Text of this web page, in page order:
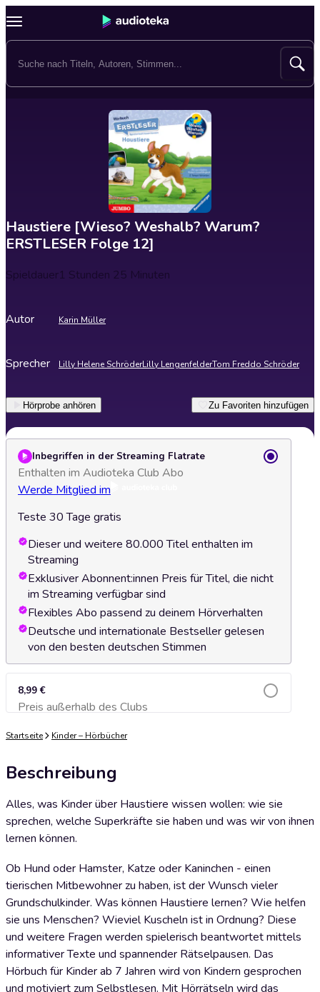
Haustiere [Wieso? Weshalb? Warum?
ERSTLESER Folge 12]
Spieldauer1 Stunden 25 Minuten
Autor Karin Müller
Sprecher Lilly Helene SchröderLilly LengenfelderTom Freddo Schröder
Hörprobe anhören Zu Favoriten hinzufügen
Inbegriffen in der Streaming Flatrate
Enthalten im Audioteka Club Abo
Werde Mitglied im
Teste 30 Tage gratis
Dieser und weitere 80.000 Titel enthalten im
Streaming
Exklusiver Abonnent:innen Preis für Titel, die nicht
im Streaming verfügbar sind
Flexibles Abo passend zu deinem Hörverhalten
Deutsche und internationale Bestseller gelesen
von den besten deutschen Stimmen
8,99 €
Preis außerhalb des ClubsZum Warenkorb hinzufügen
Startseite Kinder – Hörbücher
Beschreibung
Alles, was Kinder über Haustiere wissen wollen: wie sie
sprechen, welche Superkräfte sie haben und was wir von ihnen
lernen können.
Ob Hund oder Hamster, Katze oder Kaninchen - einen
tierischen Mitbewohner zu haben, ist der Wunsch vieler
Grundschulkinder. Was können Haustiere lernen? Wie helfen
sie uns Menschen? Wieviel Kuscheln ist in Ordnung? Diese
und weitere Fragen werden spielerisch beantwortet mittels
informativer Texte und spannender Rätselpausen. Das
Hörbuch für Kinder ab 7 Jahren wird von Kindern gesprochen
und motiviert zum Selbstlesen. Mit Hörrätseln wird das